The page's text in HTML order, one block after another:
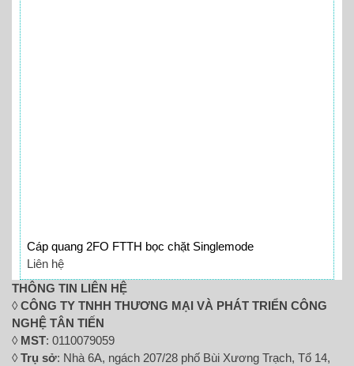
Cáp quang 2FO FTTH bọc chặt Singlemode
Liên hệ
THÔNG TIN LIÊN HỆ
◊CÔNG TY TNHH THƯƠNG MẠI VÀ PHÁT TRIỂN CÔNG
NGHỆ TÂN TIẾN
◊ MST: 0110079059
◊Trụ sở: Nhà 6A, ngách 207/28 phố Bùi Xương Trạch, Tổ 14,